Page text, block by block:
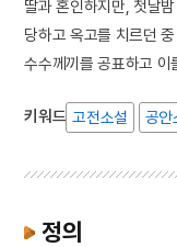
딸과 혼인하지만, 첫날
당하고 옥고를 치르던
수수께끼를 공표하고 이
키워드 고전소설 공안
정의